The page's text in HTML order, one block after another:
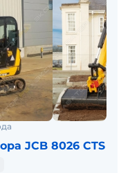
JCB 8026 CTS